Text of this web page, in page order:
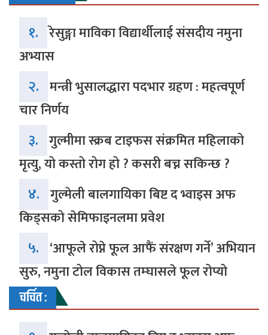
१. रेसुङ्गा माविका विद्यार्थीलाई संसदीय नमुना
अभ्यास
२. मन्त्री भुसालद्धारा पदभार ग्रहण : महत्वपूर्ण
चार निर्णय
३. गुल्मीमा स्क्रब टाइफस संक्रमित महिलाको
मृत्यु, यो कस्तो रोग हो ? कसरी बच्न सकिन्छ ?
४. गुल्मेली बालगायिका बिष्ट द भ्वाइस अफ
किड्सको सेमिफाइनलमा प्रवेश
५. ‘आफूले रोप्ने फूल आफैं संरक्षण गर्ने’ अभियान
सुरु, नमुना टोल विकास तम्घासले फूल रोप्यो
चर्चित :